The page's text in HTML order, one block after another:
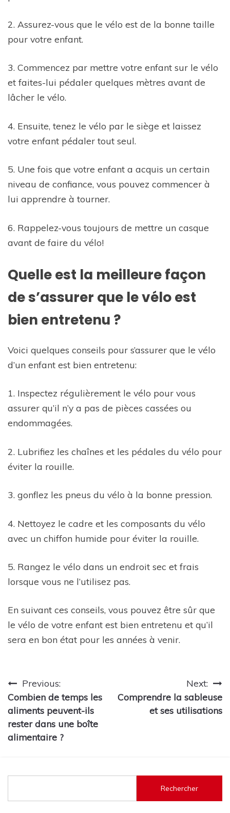
2. Assurez-vous que le vélo est de la bonne taille
pour votre enfant.
3. Commencez par mettre votre enfant sur le vélo
et faites-lui pédaler quelques mètres avant de
lâcher le vélo.
4. Ensuite, tenez le vélo par le siège et laissez
votre enfant pédaler tout seul.
5. Une fois que votre enfant a acquis un certain
niveau de confiance, vous pouvez commencer à
lui apprendre à tourner.
6. Rappelez-vous toujours de mettre un casque
avant de faire du vélo!
Quelle est la meilleure façon
de s’assurer que le vélo est
bien entretenu ?
Voici quelques conseils pour s’assurer que le vélo
d’un enfant est bien entretenu:
1. Inspectez régulièrement le vélo pour vous
assurer qu’il n’y a pas de pièces cassées ou
endommagées.
2. Lubrifiez les chaînes et les pédales du vélo pour
éviter la rouille.
3. gonflez les pneus du vélo à la bonne pression.
4. Nettoyez le cadre et les composants du vélo
avec un chiffon humide pour éviter la rouille.
5. Rangez le vélo dans un endroit sec et frais
lorsque vous ne l’utilisez pas.
En suivant ces conseils, vous pouvez être sûr que
le vélo de votre enfant est bien entretenu et qu’il
sera en bon état pour les années à venir.
Navigation
de
l’article
Previous:
Combien de temps les
aliments peuvent-ils
rester dans une boîte
alimentaire ?
Next:
Comprendre la sableuse
et ses utilisations
Rechercher